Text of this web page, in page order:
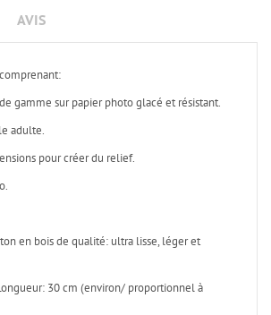
AVIS
gamme sur papier photo glacé et résistant.
adulte.
pour créer du relief.
en bois de qualité: ultra lisse, léger et
30 cm (environ/ proportionnel à